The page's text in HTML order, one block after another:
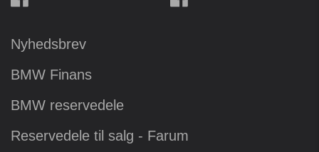
Nyhedsbrev
BMW Finans
BMW reservedele
Reservedele til salg - Farum